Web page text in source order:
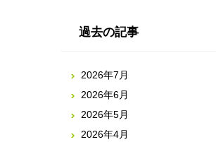
過去の記事
2026年7月
2026年6月
2026年5月
2026年4月